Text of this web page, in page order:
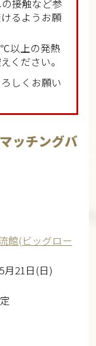
接触など参
るようお願
以上の発熱
ください。
しくお願い
ッチングバ
館(ビッグロー
月21日(日)